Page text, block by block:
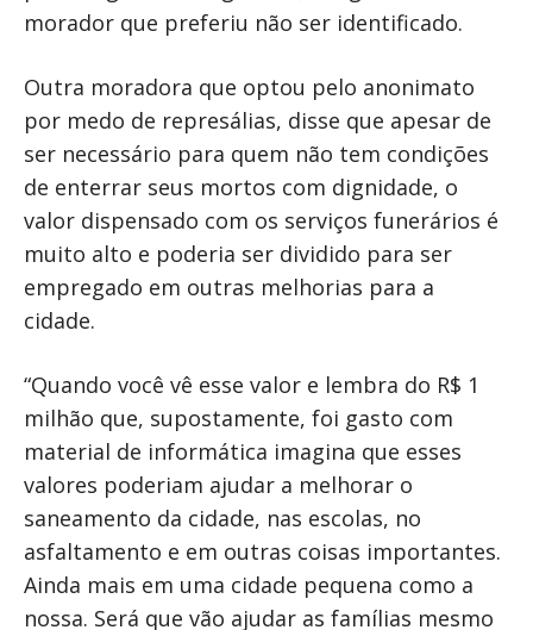
morador que preferiu não ser identificado.
Outra moradora que optou pelo anonimato
por medo de represálias, disse que apesar de
ser necessário para quem não tem condições
de enterrar seus mortos com dignidade, o
valor dispensado com os serviços funerários é
muito alto e poderia ser dividido para ser
empregado em outras melhorias para a
cidade.
“Quando você vê esse valor e lembra do R$ 1
milhão que, supostamente, foi gasto com
material de informática imagina que esses
valores poderiam ajudar a melhorar o
saneamento da cidade, nas escolas, no
asfaltamento e em outras coisas importantes.
Ainda mais em uma cidade pequena como a
nossa. Será que vão ajudar as famílias mesmo